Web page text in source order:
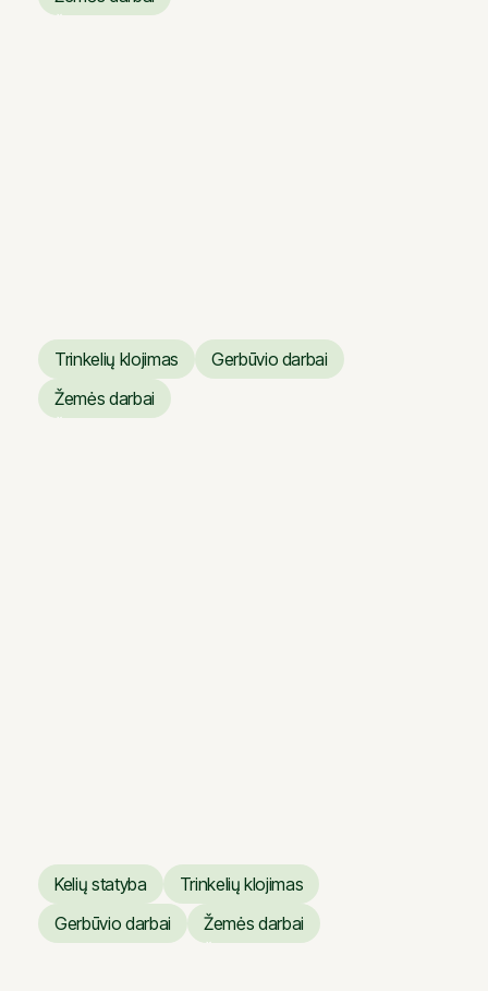
darbai
Trinkelių klojimas
Trinkelių klojimas
Gerbūvio darbai
Žemės darbai
Kelių statyba
Kelių statyba
Trinkelių klojimas
Trinkelių klojimas
Gerbūvio darbai
Žemės darbai